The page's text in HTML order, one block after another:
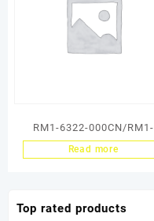
RM1-6322-000CN/RM1-
6476 Блок сканера
(O)
Read more
Top rated products